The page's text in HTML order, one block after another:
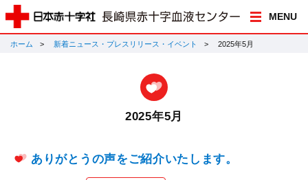
MENU
ホーム 新着ニュース・プレスリリース・イベント 2025年5月
2025年5月
ありがとうの声をご紹介いたします。